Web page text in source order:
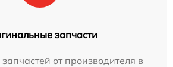
запчасти
от производителя в